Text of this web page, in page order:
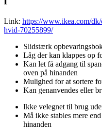
Link: https://www.ikea.com/dk/
hvid-70255899/
Slidstærk
Låg der kan klappes op
Kan let få adgang til
oven på hinanden
Mulighed for at sortere
Kan genanvendes eller
Ikke velegnet til brug
Må ikke stables mere
hinanden